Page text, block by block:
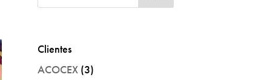
Clientes
ACOCEX (3)